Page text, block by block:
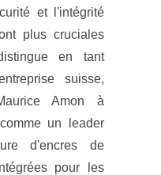
et l'intégrité
plus cruciales
en tant
suisse,
Amon à
un leader
d'encres de
pour les